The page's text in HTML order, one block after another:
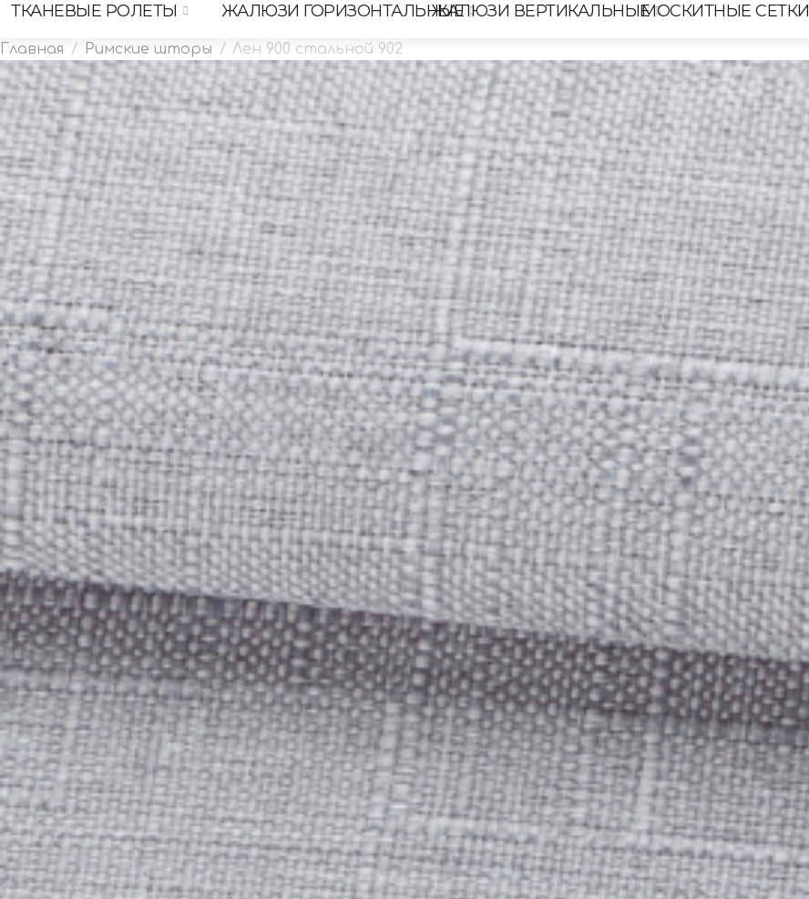
ТКАНЕВЫЕ РОЛЕТЫ ЖАЛЮЗИ ГОРИЗОНТАЛЬНЫЕЖАЛЮЗИ ВЕРТИКАЛЬНЫЕМОСКИТНЫЕ СЕТКИ
Римские шторы Лен 900 стальной 902